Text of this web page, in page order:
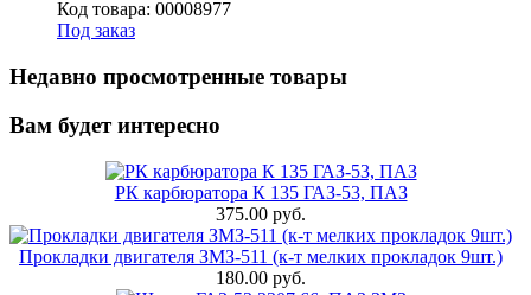
Код товара: 00008977
Под заказ
Недавно просмотренные товары
Вам будет интересно
РК карбюратора К 135 ГАЗ-53, ПАЗ
375.00 руб.
Прокладки двигателя ЗМЗ-511 (к-т мелких прокладок 9шт.)
180.00 руб.